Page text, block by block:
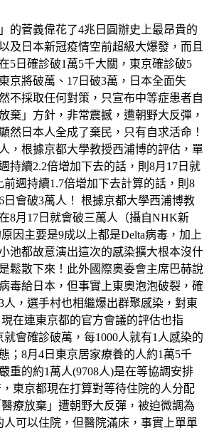
的菅義偉花了4兆日圓辦史上最昂貴的
及日本新冠疫情空前超級大爆發，而且
5日確診破1萬5千大關，東京確診破5
京將破萬、17日破3萬，日本全面失
不採取任何對策，只宣布中等症患者自
棄」方針，非常震撼，遭朝野大反彈，
然日本人全成了棄民，只有自求活命！
，根據京都大學教授西浦博的評估，單
持續2.2倍增加下去的話，則8月17日就
週持續1.7倍增加下去計算的話，則8
日會破3萬人！ 根據京都大學西浦博教
8月17日就會破三萬人（攝自NHK新
因主要是9成以上都是Delta病毒，加上
池都故意演出這次的感染擴大根本沒什
鬆散下來！此外國際奧委會主席巴赫說
毒給日本，但事實上東奧泡泡破裂，確
人，選手村也相繼爆出群聚感染，對東
在連東京都的官方會議的評估也指
就會確診破萬，每1000人就有1人感染的
；8月4日東京居家療養的人約1萬5千
重的約1萬人(9708人)是在等協調安排
東京都現在打算對等待住院的人分配
療放棄」遭朝野大反彈，被迫微調為
人可以住院，但醫院滿床，事實上單單